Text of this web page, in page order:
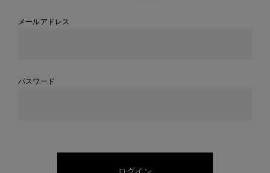
メールアドレス
パスワード